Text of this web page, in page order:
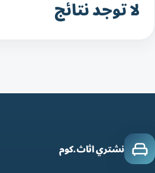
لا توجد نتائج
نشتري اثاث.كوم